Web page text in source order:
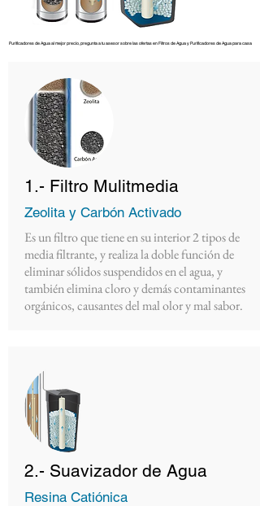
Purificadores de Agua al mejor precio, pregunta a tu asesor sobre las ofertas en Filtros de Agua y Purificadores de Agua para casa
1.- Filtro Mulitmedia
Zeolita y Carbón Activado
Es un filtro que tiene en su interior 2 tipos de
media filtrante, y realiza la doble función de
eliminar sólidos suspendidos en el agua, y
también elimina cloro y demás contaminantes
orgánicos, causantes del mal olor y mal sabor.
2.- Suavizador de Agua
Resina Catiónica